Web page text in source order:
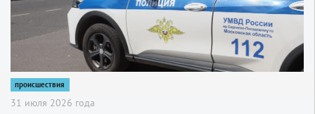
происшествия
31 июля 2026 года